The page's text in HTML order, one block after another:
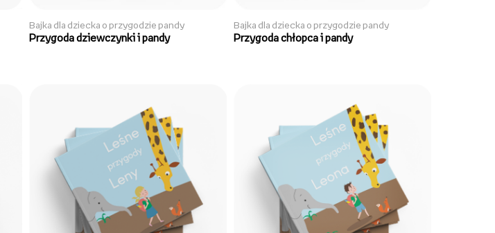
Bajka dla dziecka o przygodzie pandy
Przygoda dziewczynki i pandy
Bajka dla dziecka o przygodzie pandy
Przygoda chłopca i pandy